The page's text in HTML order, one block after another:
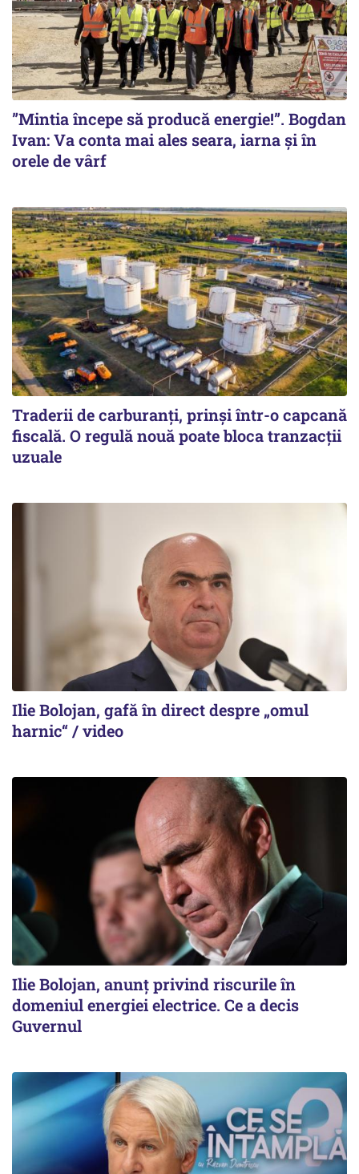
”Mintia începe să producă energie!”. Bogdan
Ivan: Va conta mai ales seara, iarna și în
orele de vârf
Traderii de carburanți, prinși într-o capcană
fiscală. O regulă nouă poate bloca tranzacții
uzuale
Ilie Bolojan, gafă în direct despre „omul
harnic“ / video
Ilie Bolojan, anunț privind riscurile în
domeniul energiei electrice. Ce a decis
Guvernul